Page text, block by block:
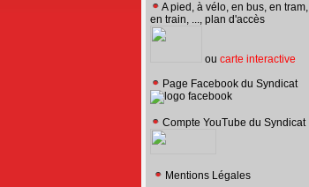
A pied, à vélo, en bus, en tram,
en train, ..., plan d'accès
ou carte interactive
Page Facebook du Syndicat
Compte YouTube du Syndicat
Mentions Légales